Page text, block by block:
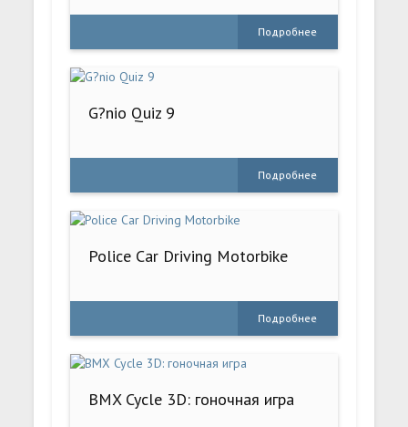
Подробнее
G?nio Quiz 9
Подробнее
Police Car Driving Motorbike
Подробнее
BMX Cycle 3D: гоночная игра